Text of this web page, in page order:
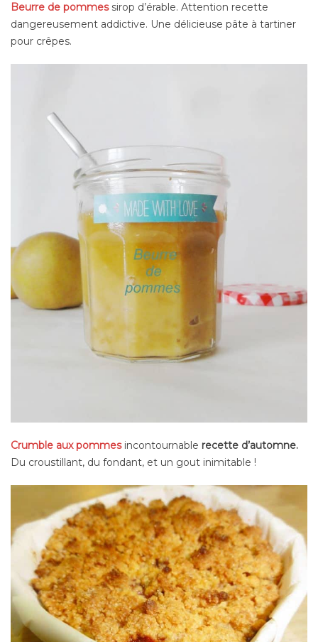
Beurre de pommessirop d’érable. Attention recette
dangereusement addictive. Une délicieuse pâte à tartiner
pour crêpes.
Crumble aux pommesincontournable recette d’automne.
Du croustillant, du fondant, et un gout inimitable !